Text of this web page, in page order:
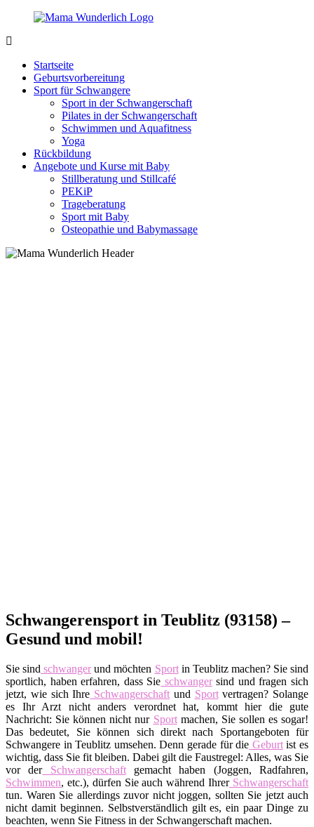
Zurück
Inhalt
sein
wunderbar!
Startseite
Geburtsvorbereitung
Sport für Schwangere
Sport in der Schwangerschaft
Pilates in der Schwangerschaft
Schwimmen und Aquafitness
Yoga
Rückbildung
Angebote und Kurse mit Baby
Stillberatung und Stillcafé
PEKiP
Trageberatung
Sport mit Baby
Osteopathie und Babymassage
Schwangerensport in Teublitz (93158) –
Gesund und mobil!
Sie sind schwangerund möchten Sportin Teublitz machen? Sie sind
sportlich, haben erfahren, dass Sie schwangersind und fragen sich
jetzt, wie sich Ihre Schwangerschaft und Sportvertragen? Solange
es Ihr Arzt nicht anders verordnet hat, kommt hier die gute
Nachricht: Sie können nicht nur Sportmachen, Sie sollen es sogar!
Das bedeutet, Sie können sich direkt nach Sportangeboten für
Schwangere in Teublitz umsehen. Denn gerade für die Geburtist es
wichtig, dass Sie fit bleiben. Dabei gilt die Faustregel: Alles, was Sie
vor derSchwangerschaftgemacht haben (Joggen, Radfahren,
Schwimmen, etc.), dürfen Sie auch während IhrerSchwangerschaft
tun. Waren Sie allerdings zuvor nicht joggen, sollten Sie jetzt auch
nicht damit beginnen. Selbstverständlich gilt es, ein paar Dinge zu
beachten, wenn Sie Fitness in der Schwangerschaft machen.